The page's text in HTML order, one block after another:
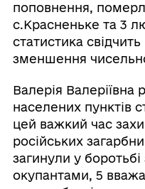
поповнення,
с.Красненьке та 3
статистика
зменшення
Валерія Валеріївна
населених пунктів
цей важкий час
російських
загинули у боротьбі
окупантами, 5